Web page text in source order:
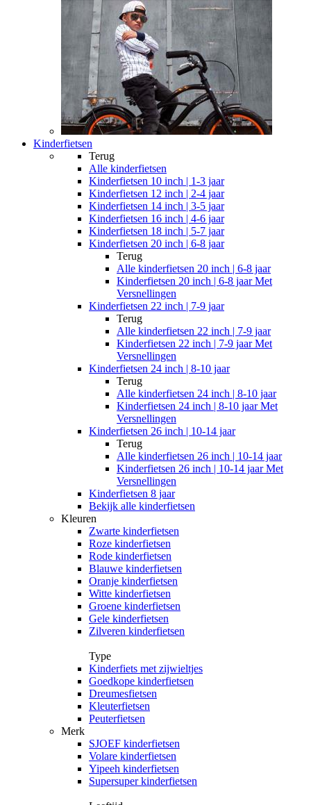
Kinderfietsen
Terug
Alle kinderfietsen
Kinderfietsen 10 inch | 1-3 jaar
Kinderfietsen 12 inch | 2-4 jaar
Kinderfietsen 14 inch | 3-5 jaar
Kinderfietsen 16 inch | 4-6 jaar
Kinderfietsen 18 inch | 5-7 jaar
Kinderfietsen 20 inch | 6-8 jaar
Terug
Alle kinderfietsen 20 inch | 6-8 jaar
Kinderfietsen 20 inch | 6-8 jaar Met
Versnellingen
Kinderfietsen 22 inch | 7-9 jaar
Terug
Alle kinderfietsen 22 inch | 7-9 jaar
Kinderfietsen 22 inch | 7-9 jaar Met
Versnellingen
Kinderfietsen 24 inch | 8-10 jaar
Terug
Alle kinderfietsen 24 inch | 8-10 jaar
Kinderfietsen 24 inch | 8-10 jaar Met
Versnellingen
Kinderfietsen 26 inch | 10-14 jaar
Terug
Alle kinderfietsen 26 inch | 10-14 jaar
Kinderfietsen 26 inch | 10-14 jaar Met
Versnellingen
Kinderfietsen 8 jaar
Bekijk alle kinderfietsen
Kleuren
Zwarte kinderfietsen
Roze kinderfietsen
Rode kinderfietsen
Blauwe kinderfietsen
Oranje kinderfietsen
Witte kinderfietsen
Groene kinderfietsen
Gele kinderfietsen
Zilveren kinderfietsen
Type
Kinderfiets met zijwieltjes
Goedkope kinderfietsen
Dreumesfietsen
Kleuterfietsen
Peuterfietsen
Merk
SJOEF kinderfietsen
Volare kinderfietsen
Yipeeh kinderfietsen
Supersuper kinderfietsen